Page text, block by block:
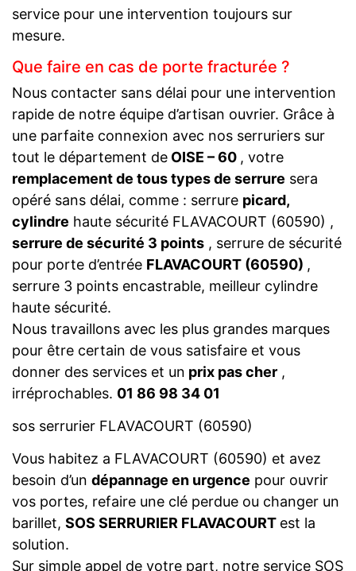
service pour une intervention toujours sur
mesure.
Que faire en cas de porte fracturée ?
Nous contacter sans délai pour une intervention
rapide de notre équipe d’artisan ouvrier. Grâce à
une parfaite connexion avec nos serruriers sur
tout le département de OISE – 60 , votre
remplacement de tous types de serrure sera
opéré sans délai, comme : serrure picard,
cylindre haute sécurité FLAVACOURT (60590) ,
serrure de sécurité 3 points , serrure de sécurité
pour porte d’entrée FLAVACOURT (60590) ,
serrure 3 points encastrable, meilleur cylindre
haute sécurité.
Nous travaillons avec les plus grandes marques
pour être certain de vous satisfaire et vous
donner des services et un prix pas cher ,
irréprochables. 01 86 98 34 01
sos serrurier FLAVACOURT (60590)
Vous habitez a FLAVACOURT (60590) et avez
besoin d’un dépannage en urgence pour ouvrir
vos portes, refaire une clé perdue ou changer un
barillet, SOS SERRURIER FLAVACOURT est la
solution.
Sur simple appel de votre part, notre service SOS